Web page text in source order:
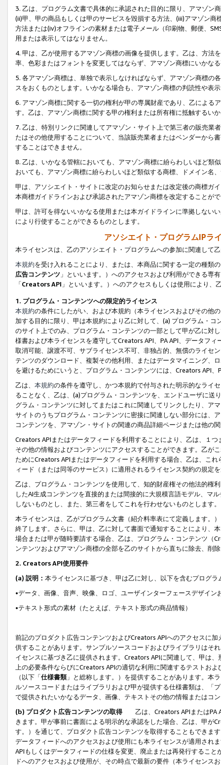
3. 乙は、プログラム文書で具体的に承認された目的に限り、アマゾン
(ii)甲、甲の商品もしくは甲のサービスを毀損する方法、(iii)アマゾン
方法または(iv)オフラインの素材または電子メール（印刷物、郵便、
用または表示してはなりません。
4. 甲は、乙が使用するアマゾン商標の画像を提供します。乙は、方
率、色彩またはフォントを変更してはならず、アマゾン商標にいかな
5. 各アマゾン商標は、単独で表示しなければならず、アマゾン商標
スをおくものとします。いかなる場合も、アマゾン商標の判読性や表
6. アマゾン商標に関する一切の権利が甲の専属財産であり、乙による
す。乙は、アマゾン商標に関する甲の権利または所有権に抵触するい
7. 乙は、特別リンクに関連してアマゾン・サイト上で第三者の販売
たはその他使用することについて、当該販売業者またはベンダーから
することはできません。
8. 乙は、いかなる管轄においても、アマゾン商標に紛らわしいほど類
おいても、アマゾン商標に紛らわしいほど類似する商標、ドメイン名
甲は、アソシエイト・サイトに改定のお知らせまたは改定後の商標ガ
本商標ガイドラインおよび承認されたアマゾン商標を改定することが
甲は、許可を得ないいかなる使用または本ガイドラインに準拠しない
により行使することができるものとします。
アソシエイト・プログラムIPラ
本ライセンスは、乙のアソシエイト・プログラムへの参加に関連して
本規約を受け入れることにより、または、本商品に関する一定の種類
広告コンテンツ 」といいます。）へのアクセスおよび利用ができる専
「Creators API 」といいます。）へのアクセスもしくは使用により
1. プログラム・コンテンツへの限定的ライセンス
本規約の条件にしたがい、および本規約（本ライセンスおよびその他
加する目的に限り、甲は本規約により乙に対して、(a) プログラム・
のサイト上でのみ、プログラム・コンテンツの一部として甲が乙に対
様書および本ライセンスを遵守してCreators API、PA API、データフ
取消可能、譲渡不可、サブライセンス不可、非独占的、無償のライセ
テンツのダウンロード、複製その他利用、またはデータマイニング、
を避けるためにいうと、プログラム・コンテンツには、Creators API
乙は、 本規約の条件を遵守し、かつ本規約で付与された明示的なライ
ることなく、乙は、(a)プログラム・コンテンツを、エンドユーザに
グラム・コンテンツに対してまたはこれに関連してリンクしたり、ア
サイトのうちプログラム・コンテンツに密接に関連しない部分には、
コンテンツを、アマゾン・サイトの関連の商品詳細ページまたは他の
Creators APIまたはデータフィードを利用することにより、乙は、１
その他の情報およびコンテンツにアクセスすることができます。乙が
ためにCreators APIまたはデータフィードを利用する場合、乙は、こ
ィード（または同等のサービス）に適用されるライセンス契約の規定
乙は、プログラム・コンテンツを使用して、知的財産権その他法的権
したAI生成コンテンツを直接的または間接的に大規模言語モデル、マ
しないものとし、また、第三者をしてこれを行わせないものとします。
本ライセンスは、乙がプログラム文書（紹介料率表にて定義します。
終了します。さらに、甲は、乙に対して書面で通知することにより、
場合または甲が随時要請する場合、乙は、プログラム・コンテンツ（
ンテンツおよびアマゾン商標の全部を乙のサイトから直ちに除去、削
2. Creators API使用要件
(a) 説明： 本ライセンスに基づき、甲は乙に対し、以下を含むプログ
•データ、画像、音声、映像、ロゴ、ユーザインターフェースデザイ
•テキスト形式の素材（たとえば、テキスト形式の商品情報）
前記のプロダクト広告コンテンツおよびCreators APIへのアクセスに
供することがあります。サンプルソースコードおよびライブラリはそ
イセンスに基づき乙に提供されます。Creators APIに関連して、甲は
上の必要条件ならびにCreators APIの適切な利用に関連するテストお
（以下「仕様書類」と総称します。）を提供することがあります。本
ルソースコードまたはライブラリおよび甲が提供する仕様書類は、「
で提供されたいかなるデータ、画像、テキストその他の情報またはコ
(b) プロダクト広告コンテンツの取得
乙は、Creators APIまたはPA
きます。甲が事前に書面による明示的な承認をした場合、乙は、甲が
す。）を通じて、プロダクト広告コンテンツを取得することもできま
データフィードへのアクセスおよび使用にも本ライセンスが適用され
APIもしくはデータフィードの仕様を変更、廃止または再発行するこ
ドへのアクセスおよび使用が、その時点で最新の要件（本ライセン